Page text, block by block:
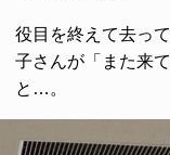
役目を終えて去っ
子さんが「また来
と…。